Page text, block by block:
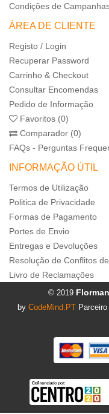
Condições de
ÁREA DE CLIENTE
Registo / Login
Recuperar Password
Carrinho & Checkout
Consultar Encomendas
Pedido de Informação
Favoritos (0)
Comparador (0)
FAQs - Perguntas
INFORMAÇÃO ÚTIL
Termos de Utilização
Politica de Privacidade
Formas de Pagamento
Portes de Envio
Entregas e Devoluções
Resolução de Conflitos
Livro de Reclamações
© 2019
by CodeMind.PT